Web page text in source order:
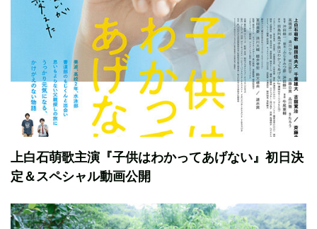
上白石萌歌主演『子供はわかってあげない』初日決
定＆スペシャル動画公開